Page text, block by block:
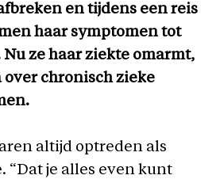
en tijdens een reis
haar symptomen tot
ze haar ziekte omarmt,
over chronisch zieke
altijd optreden als
“Dat je alles even kunt